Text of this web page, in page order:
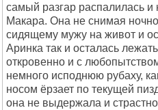
самый разгар распалилась
Макара. Она не снимая
сидящему мужу на живот и
Аринка так и осталась
откровенно и с
немного исподнюю рубаху,
носом ёрзает по текущей
она не выдержала и